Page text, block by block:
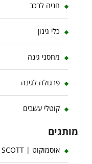
חניה לרכב
כלי גינון
מחסני גינה
פרגולה לגינה
קוטלי עשבים
מותגים
אוסמוקוט | SCOTT